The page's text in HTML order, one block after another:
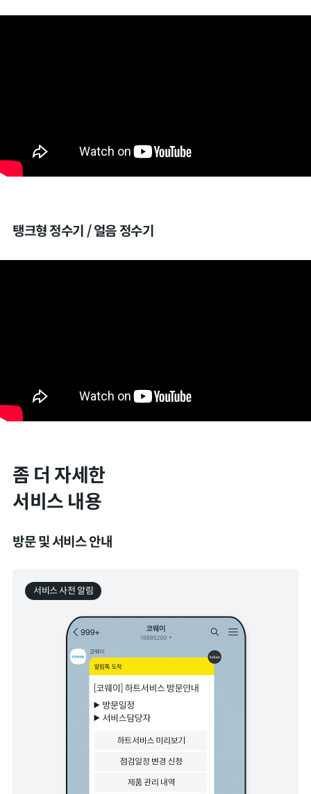
탱크형 정수기 / 얼음 정수기
좀 더 자세한
서비스 내용
방문 및 서비스 안내
서비스 사전 알림